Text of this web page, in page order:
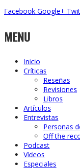
Facebook Google+
MENU
Inicio
Críticas
Reseñas
Revisiones
Libros
Artículos
Entrevistas
Personas
Off the
Podcast
Vídeos
Especiales